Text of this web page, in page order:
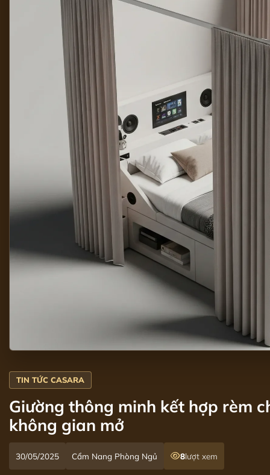
Giường thông minh kết hợp rèm
không gian mở
30/05/2025 Cẩm Nang Phòng Ngủ 8lượt xem